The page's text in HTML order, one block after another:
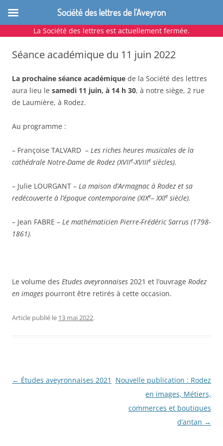
La Société des lettres est actuellement fermée.
Aller
contenu
Séance académique du 11 juin 2022
La prochaine séance académique de la Société des lettres
aura lieu le samedi 11 juin, à 14 h 30, à notre siège, 2 rue
de Laumière, à Rodez.
Au programme :
– Françoise TALVARD – Les riches heures musicales de la
cathédrale Notre-Dame de Rodez (XVIIe-XVIIIe siècles).
– Julie LOURGANT – La maison d’Armagnac à Rodez et sa
redécouverte à l’époque contemporaine (XIXe– XXIe siècle).
– Jean FABRE – Le mathématicien Pierre-Frédéric Sarrus (1798-
1861).
Le volume des Etudes aveyronnaises 2021 et l’ouvrage Rodez
en images pourront être retirés à cette occasion.
Article publié le 13 mai 2022.
Navigation
← Études aveyronnaises 2021
Nouvelle publication : Rodez
en images, Métiers,
commerces et boutiques
d’antan →
Société des lettres de l'Aveyron